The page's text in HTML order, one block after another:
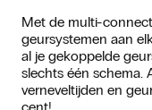
Met de multi-
geursystemen aan
al je gekoppelde
slechts één schema.
verneveltijden en